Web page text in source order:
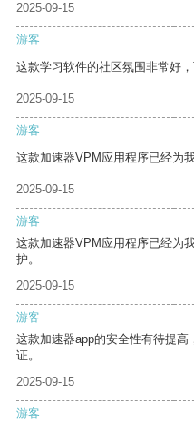
2025-09-15
游客
这款学习软件的社区氛围非常好
2025-09-15
游客
这款加速器VPM应用程序已经为
2025-09-15
游客
这款加速器VPM应用程序已经为
护。
2025-09-15
游客
这款加速器app的安全性有待提
证。
2025-09-15
游客